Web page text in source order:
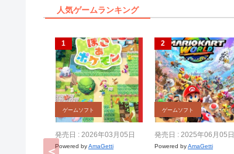
人気ゲームランキング
ゲームソフト
発売日 : 2026年03月05日
Powered byAmaGetti
ゲームソフト
発売日 : 2025年06月05日
Powered byAmaGetti